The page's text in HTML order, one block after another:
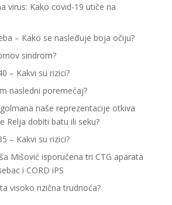
virus: Kako covid-19 utiče na
– Kako se nasleđuje boja očiju?
sindrom?
– Kakvi su rizici?
nasledni poremećaj?
naše reprezentacije otkiva
Relja dobiti batu ili seku?
– Kakvi su rizici?
Mišović isporučena tri CTG aparata
i CORD iPS
visoko rizična trudnoća?